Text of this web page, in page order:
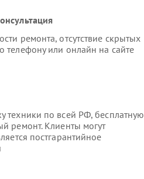
ремонта, отсутствие скрытых
телефону или онлайн на сайте
техники по всей РФ, бесплатную
ремонт. Клиенты могут
постгарантийное